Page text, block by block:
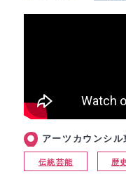
アーツカウンシル
伝統芸能 歴史